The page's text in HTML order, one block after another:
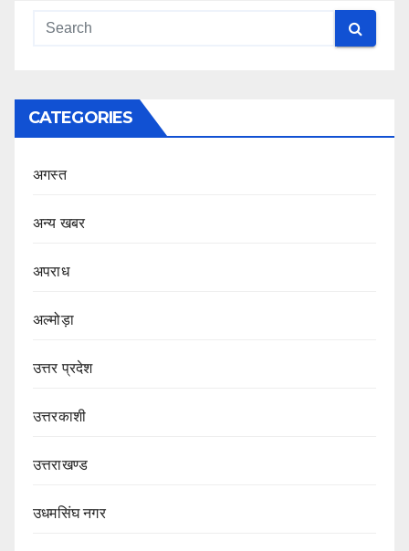
CATEGORIES
अगस्त
अन्य खबर
अपराध
अल्मोड़ा
उत्तर प्रदेश
उत्तरकाशी
उत्तराखण्ड
उधमसिंघ नगर